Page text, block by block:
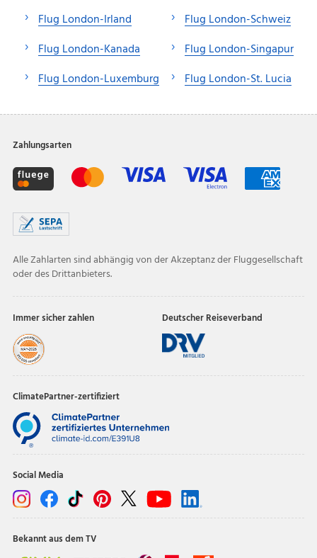
Flug London-Irland
Flug London-Kanada
Flug London-Luxemburg
Flug London-Schweiz
Flug London-Singapur
Flug London-St. Lucia